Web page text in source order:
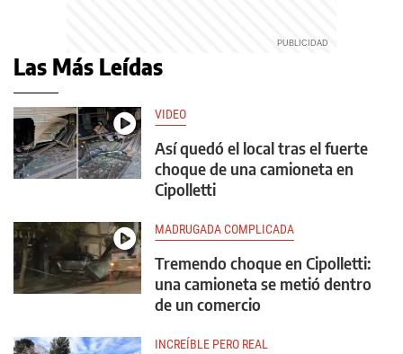
Las Más Leídas
VIDEO
Así quedó el local tras el fuerte
choque de una camioneta en
Cipolletti
MADRUGADA COMPLICADA
Tremendo choque en Cipolletti:
una camioneta se metió dentro
de un comercio
INCREÍBLE PERO REAL